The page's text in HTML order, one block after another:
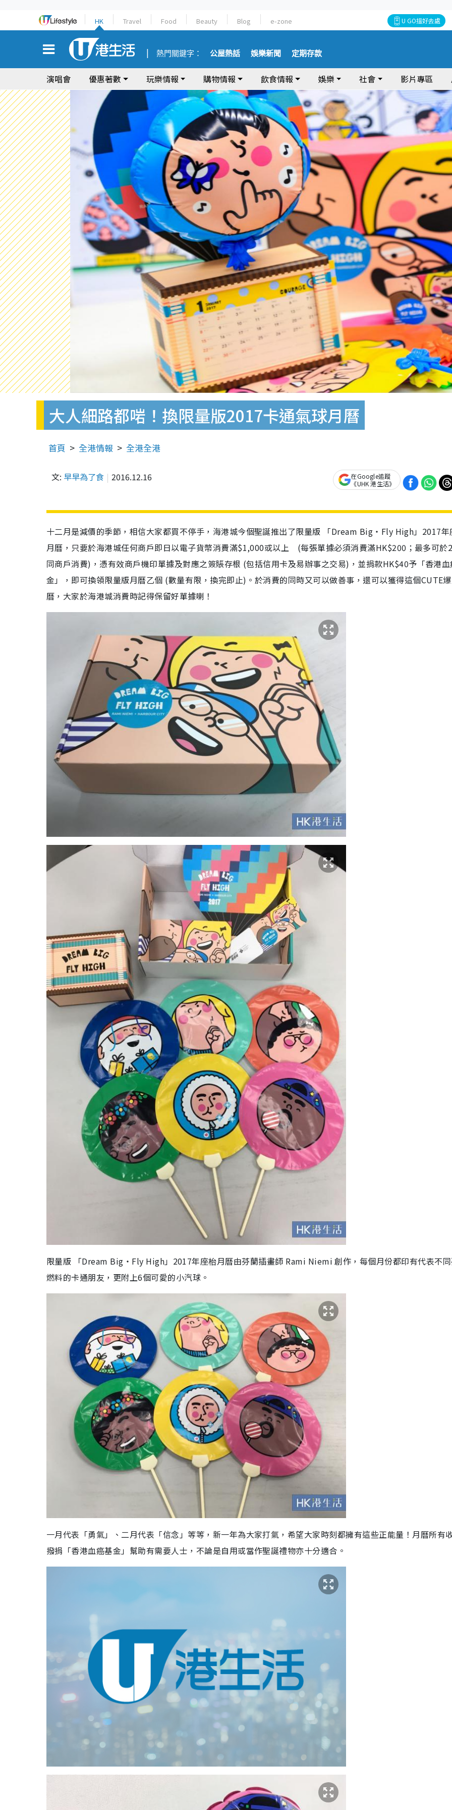
HK Travel Food Beauty Blog e-zone U GO搵好去處
熱門關鍵字： 公屋熱話 娛樂新聞 定期存款
演唱會 優惠著數 玩樂情報 購物情報 飲食情報 娛樂 社會 影片專區
大人細路都啱！換限量版2017卡通氣球月曆
首頁 全港情報 全港全港
文: 早早為了食 2016.12.16
在Google追蹤
《UHK 港生活》
十二月是減價的季節，相信大家都買不停手，海港城今個聖誕推出了限量版 「Dream Big‧Fly High」2017年
月曆，只要於海港城任何商戶即日以電子貨幣消費滿$1,000或以上 (每張單據必須消費滿HK$200；最多可於
同商戶消費)，憑有效商戶機印單據及對應之簽賬存根 (包括信用卡及易辦事之交易)，並捐款HK$40予「香港
金」，即可換領限量版月曆乙個 (數量有限，換完即止)。於消費的同時又可以做善事，還可以獲得這個CUTE
曆，大家於海港城消費時記得保留好單據喇！
限量版 「Dream Big‧Fly High」2017年座枱月曆由芬蘭插畫師 Rami Niemi 創作，每個月份都印有代表不
燃料的卡通朋友，更附上6個可愛的小汽球。
一月代表「勇氣」、二月代表「信念」等等，新一年為大家打氣，希望大家時刻都擁有這些正能量！月曆所有
撥捐「香港血癌基金」幫助有需要人士，不論是自用或當作聖誕禮物亦十分適合。